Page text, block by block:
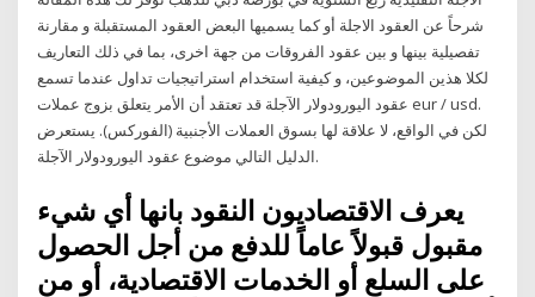
شرحاً عن العقود الاجلة أو كما يسميها البعض العقود المستقبلة و مقارنة
تفصيلية بينها و بين عقود الفروقات من جهة اخرى، بما في ذلك التعاريف
لكلا هذين الموضوعين، و كيفية استخدام استراتيجيات تداول عندما تسمع
عقود اليورودولار الآجلة قد تعتقد أن الأمر يتعلق بزوج عملات eur / usd.
لكن في الواقع، لا علاقة لها بسوق العملات الأجنبية (الفوركس). يستعرض
الدليل التالي موضوع عقود اليورودولار الآجلة.
يعرف الاقتصاديون النقود بانها أي شيء
مقبول قبولاً عاماً للدفع من أجل الحصول
على السلع أو الخدمات الاقتصادية، أو من